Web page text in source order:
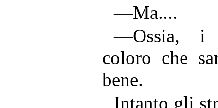
—Ma....
—Ossia, i
coloro che
bene.
Intanto gli